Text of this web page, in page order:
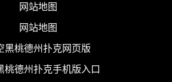
网站地图
网站地图
黑桃德州扑克网页版
桃德州扑克手机版入口